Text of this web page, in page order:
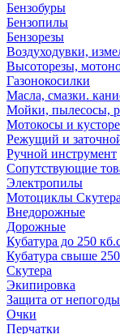
Бензобуры
Бензопилы
Бензорезы
Воздуходувки,
Высоторезы,
Газонокосилки
Масла, смазки.
Мойки, пылесосы,
Мотокосы и
Режущий и
Ручной инструмент
Сопутствующие
Электропилы
Мотоциклы Скутера
Внедорожные
Дорожные
Кубатура до 250
Кубатура свыше
Скутера
Экипировка
Защита от непогоды
Очки
Перчатки